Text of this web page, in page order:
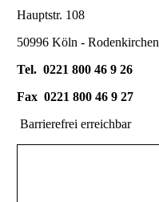
Hauptstr. 108
50996 Köln - Rodenkirchen
Tel. 0221 800 46 9 26
Fax 0221 800 46 9 27
Barrierefrei erreichbar